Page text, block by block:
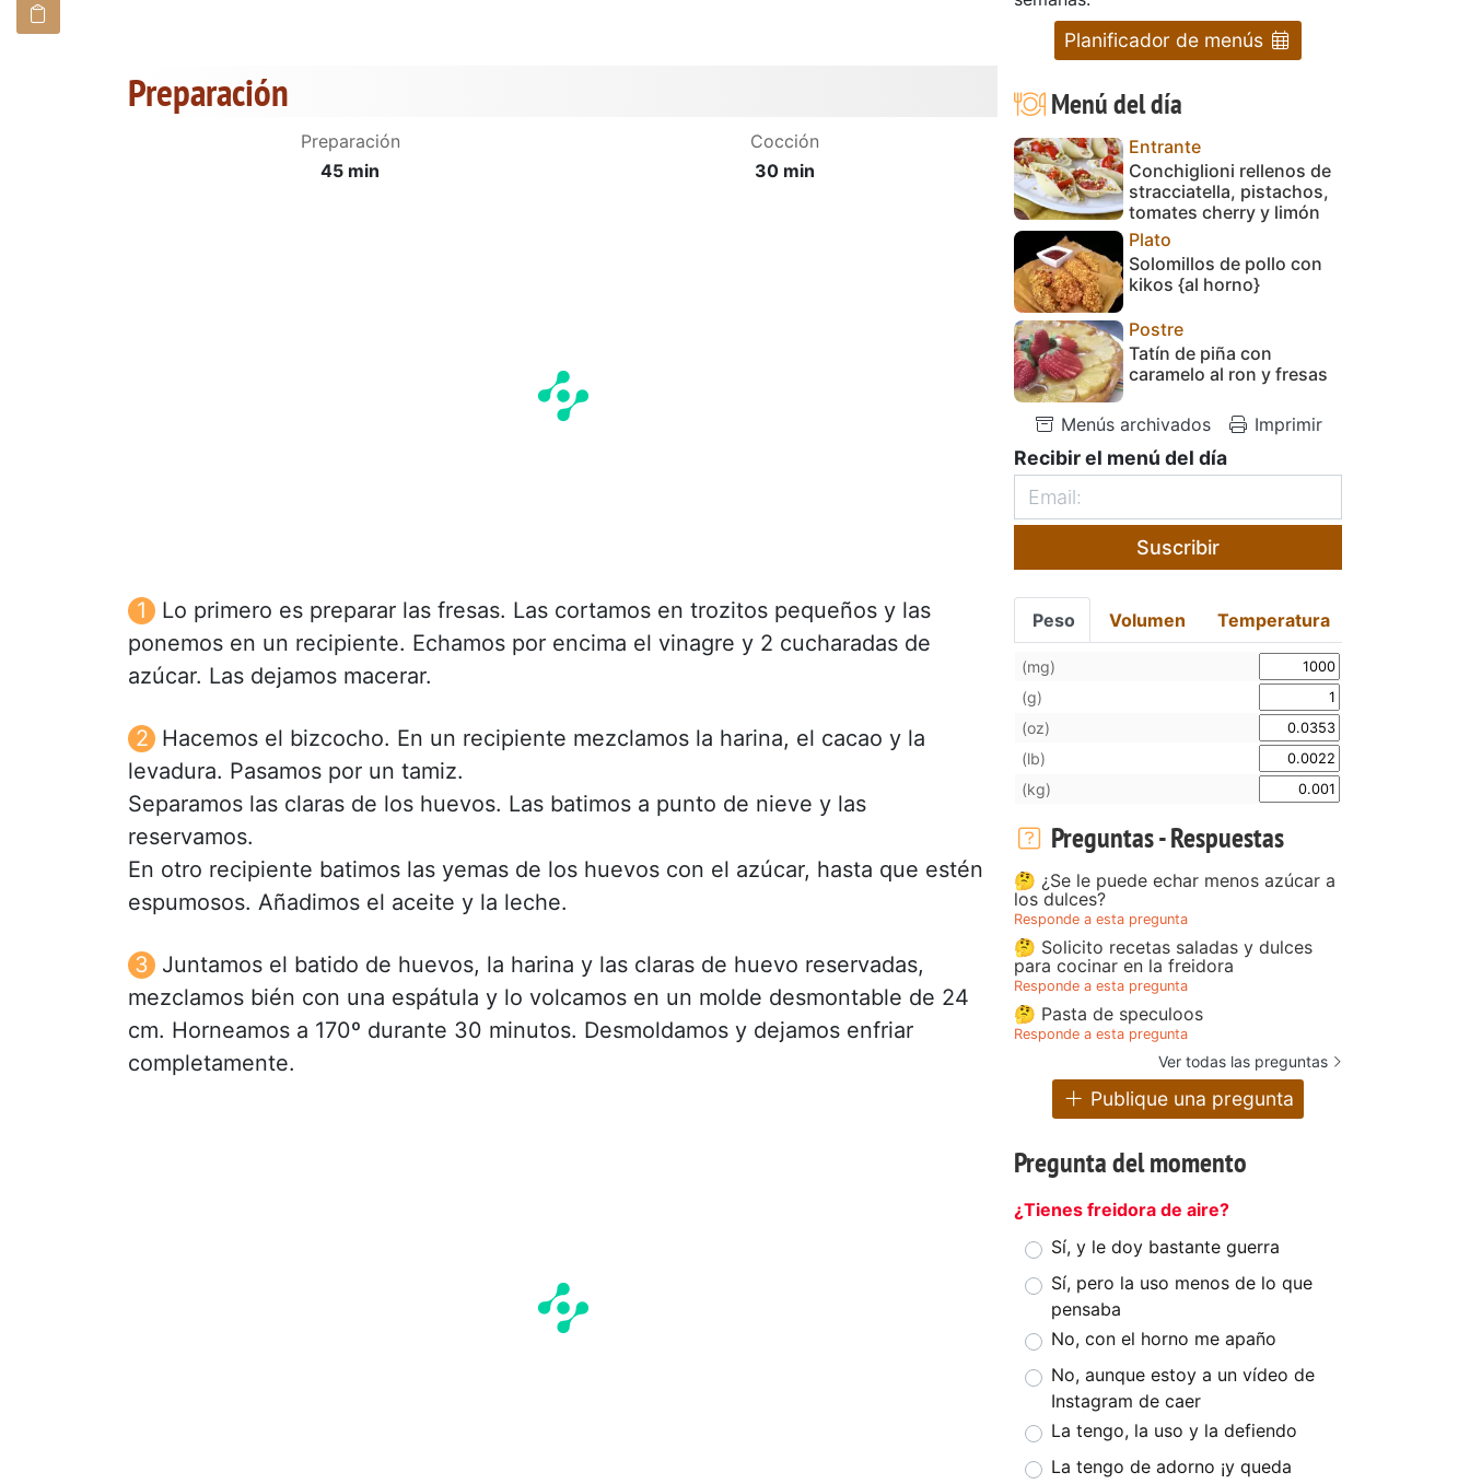
Preparación
Preparación
45 min
Cocción
30 min
Lo primero es preparar las fresas. Las cortamos en trozitos pequeños y las
ponemos en un recipiente. Echamos por encima el vinagre y 2 cucharadas de
azúcar. Las dejamos macerar.
Hacemos el bizcocho. En un recipiente mezclamos la harina, el cacao y la
levadura. Pasamos por un tamiz.
Separamos las claras de los huevos. Las batimos a punto de nieve y las
reservamos.
En otro recipiente batimos las yemas de los huevos con el azúcar, hasta que estén
espumosos. Añadimos el aceite y la leche.
Juntamos el batido de huevos, la harina y las claras de huevo reservadas,
mezclamos bién con una espátula y lo volcamos en un molde desmontable de 24
cm. Horneamos a 170º durante 30 minutos. Desmoldamos y dejamos enfriar
completamente.
Planificador de menús
Menú del día
Entrante
Conchiglioni rellenos de
stracciatella, pistachos,
tomates cherry y limón
Plato
Solomillos de pollo con
kikos {al horno}
Postre
Tatín de piña con
caramelo al ron y fresas
Menús archivados Imprimir
Recibir el menú del día
Suscribir
Peso Volumen Temperatura
(mg)
(g)
(oz)
(lb)
(kg)
Preguntas - Respuestas
🤔 ¿Se le puede echar menos azúcar a
los dulces?
Responde a esta pregunta
🤔 Solicito recetas saladas y dulces
para cocinar en la freidora
Responde a esta pregunta
🤔 Pasta de speculoos
Responde a esta pregunta
Ver todas las preguntas
Publique una pregunta
Pregunta del momento
¿Tienes freidora de aire?
Sí, y le doy bastante guerra
Sí, pero la uso menos de lo que
pensaba
No, con el horno me apaño
No, aunque estoy a un vídeo de
Instagram de caer
La tengo, la uso y la defiendo
La tengo de adorno ¡y queda